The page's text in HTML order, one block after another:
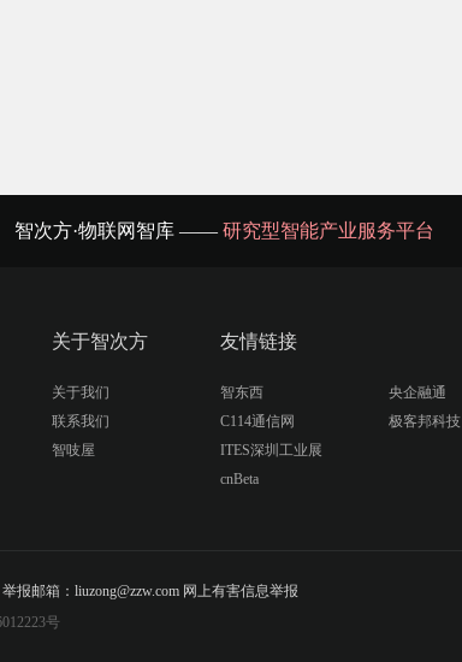
智次方·物联网智库 —— 研究型智能产业服务平台
关于智次方
关于我们
联系我们
智吱屋
友情链接
智东西
C114通信网
ITES深圳工业展
cnBeta
央企融通
极客邦科技
报邮箱：liuzong@zzw.com 网上有害信息举报
号